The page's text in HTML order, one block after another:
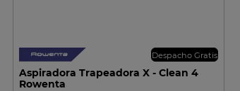
Despacho Gratis
Aspiradora Trapeadora X - Clean 4
Rowenta